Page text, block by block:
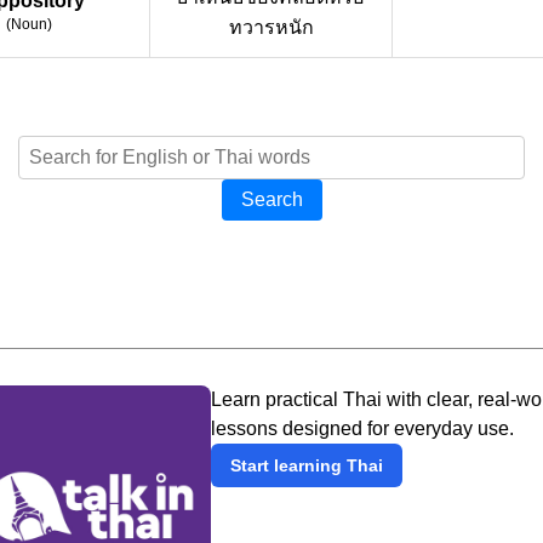
(Noun)
ทวารหนัก
Search
Learn practical Thai with clear, real-
lessons designed for everyday use.
Start learning Thai